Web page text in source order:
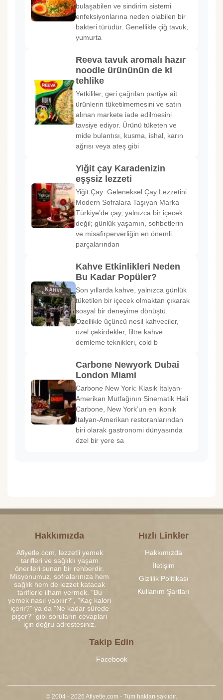
bulaşabilen ve sindirim sistemi
enfeksiyonlarına neden olabilen bir
bakteri türüdür. Genellikle çiğ tavuk,
yumurta
Reeva tavuk aromalı hazır
noodle ürününün de ki
tehlike
Yetkililer, geri çağrılan partiye ait
ürünlerin tüketilmemesini ve satın
alınan markete iade edilmesini
tavsiye ediyor. Ürünü tüketen ve
mide bulantısı, kusma, ishal, karın
ağrısı veya ateş gibi
Yiğit çay Karadenizin
eşşsiz lezzeti
Yiğit Çay: Geleneksel Çay Lezzetini
Modern Sofralara Taşıyan Marka
Türkiye’de çay, yalnızca bir içecek
değil; günlük yaşamın, sohbetlerin
ve misafirperverliğin en önemli
parçalarından
Kahve Etkinlikleri Neden
Bu Kadar Popüler?
Son yıllarda kahve, yalnızca günlük
tüketilen bir içecek olmaktan çıkarak
sosyal bir deneyime dönüştü.
Özellikle üçüncü nesil kahveciler,
özel çekirdekler, filtre kahve
demleme teknikleri, cold b
Carbone Newyork Dubai
London Miami
Carbone New York: Klasik İtalyan-
Amerikan Mutfağının Sinematik Hali
Carbone, New York’un en ikonik
İtalyan-Amerikan restoranlarından
biri olarak gastronomi dünyasında
özel bir yere sa
Hakkımızda
Afiyetle.com, lezzetli yemek
tarifleri ve sağlıklı yaşam
önerileri sunan bir rehberdir.
Misyonumuz, sofralarınıza hem
sağlık hem de lezzet katacak
tariflerle ilham vermek. "Bu
yemek nasıl yapılır?", "Kaç kalori
içerir?" ya da "Ne kadar sürede
pişer?" gibi soruların cevapları
için doğru adrestesiniz.
Hızlı Linkler
Hakkımızda
İletişim
Gizlilik Politikası
Kullanım Şartları
Takip Edin
Facebook
© 2004 - 2026 Afiyetle.com - Tüm hakları saklıdır.